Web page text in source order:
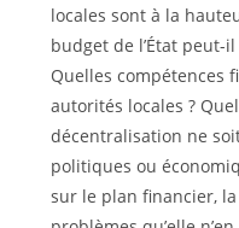
locales sont à la
budget de l’État peut-
Quelles compétences
autorités locales ?
décentralisation ne
politiques ou
sur le plan financier,